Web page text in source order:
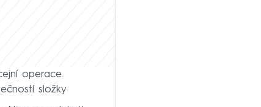
operace.
složky